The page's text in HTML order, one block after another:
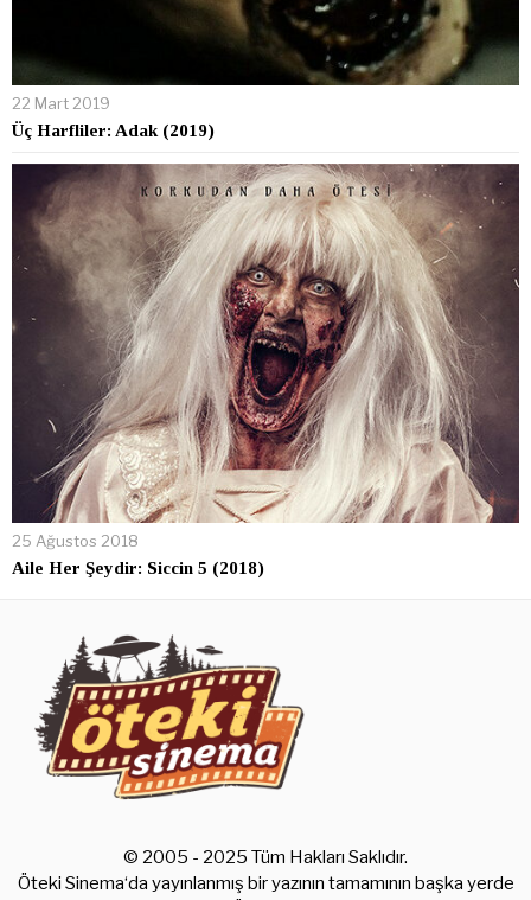
22 Mart 2019
Üç Harfliler: Adak (2019)
25 Ağustos 2018
Aile Her Şeydir: Siccin 5 (2018)
© 2005 - 2025 Tüm Hakları Saklıdır.
Öteki Sinema‘da yayınlanmış bir yazının tamamının başka yerde